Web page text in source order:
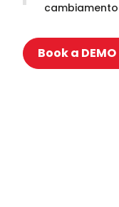
Book a DEMO